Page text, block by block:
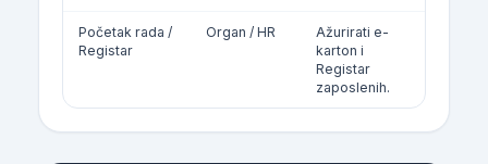
Početak rada /
Registar
Organ / HR
Ažurirati e-
karton i
Registar
zaposlenih.